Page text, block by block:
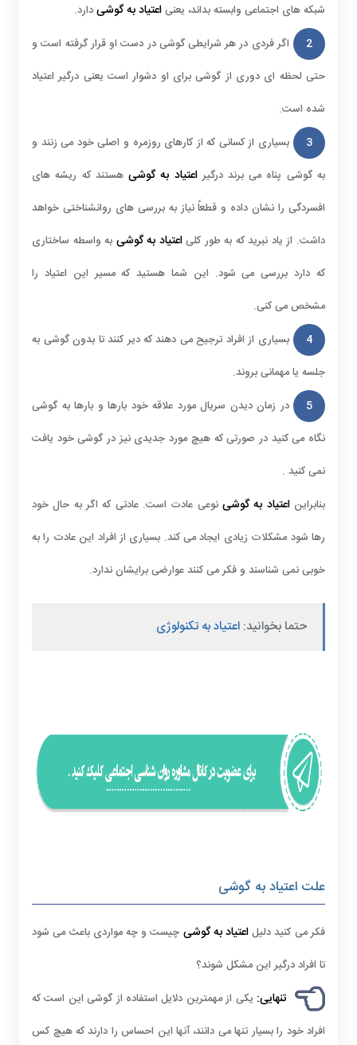
شبکه های اجتماعی وابسته بداند، یعنیاعتیاد به گوشیدارد.
2
اگر فردی در هر شرایطی گوشی در دست او قرار گرفته است و
حتی لحظه ای دوری از گوشی برای او دشوار است یعنی درگیر اعتیاد
شده است.
3
بسیاری از کسانی که از کارهای روزمره و اصلی خود می زنند و
به گوشی پناه می برند درگیراعتیاد به گوشیهستند که ریشه های
افسردگی را نشان داده و قطعاً نیاز به بررسی های روانشناختی خواهد
داشت. از یاد نبرید که به طور کلیاعتیاد به گوشی به واسطه ساختاری
که دارد بررسی می شود. این شما هستید که مسیر این اعتیاد را
مشخص می کنی.
4
بسیاری از افراد ترجیح می دهند که دیر کنند تا بدون گوشی به
جلسه یا مهمانی بروند.
5
در زمان دیدن سریال مورد علاقه خود بارها و بارها به گوشی
نگاه می کنید در صورتی که هیچ مورد جدیدی نیز در گوشی خود یافت
نمی کنید .
بنابرایناعتیاد به گوشی نوعی عادت است. عادتی که اگر به حال خود
رها شود مشکلات زیادی ایجاد می کند. بسیاری از افراد این عادت را به
خوبی نمی شناسند و فکر می کنند عوارضی برایشان ندارد.
حتما بخوانید: اعتیاد به تکنولوژی
علت اعتیاد به گوشی
فکر می کنید دلیلاعتیاد به گوشی چیست و چه مواردی باعث می شود
تا افراد درگیر این مشکل شوند؟
تنهایی: یکی از مهمترین دلایل استفاده از گوشی این است که
افراد خود را بسیار تنها می دانند، آنها این احساس را دارند که هیچ کس